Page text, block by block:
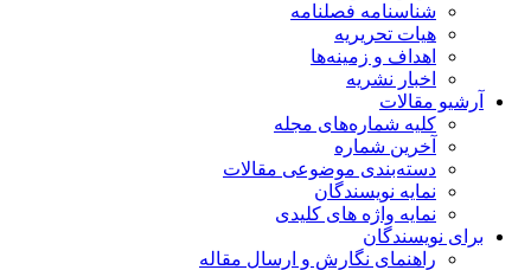
شناسنامه فصلنامه
هیات تحریریه
اهداف و زمینه‌ها
اخبار نشریه
آرشیو مقالات
کلیه شماره‌های مجله
آخرین شماره
دسته‌بندی موضوعی مقالات
نمایه نویسندگان
نمایه واژه های کلیدی
برای نویسندگان
راهنمای نگارش و ارسال مقاله